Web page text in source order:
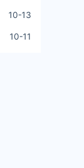
10-13
10-11